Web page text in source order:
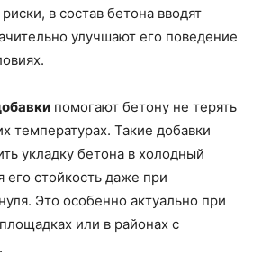
в состав бетона вводят
улучшают его поведение
помогают бетону не терять
температурах. Такие добавки
укладку бетона в холодный
его стойкость даже при
Это особенно актуально при
или в районах с